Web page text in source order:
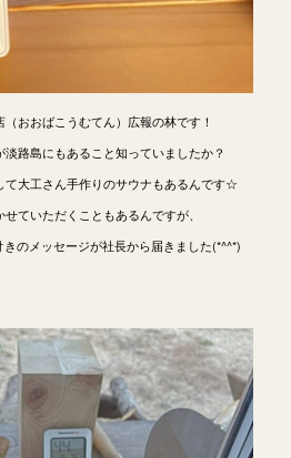
おおばこうむてん）広報の林です！
路島にもあること知っていましたか？
て大工さん手作りのサウナもあるんです☆
ていただくこともあるんですが、
のメッセージが社長から届きました(*^^*)